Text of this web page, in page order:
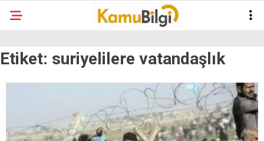
Etiket: suriyelilere vatandaşlık